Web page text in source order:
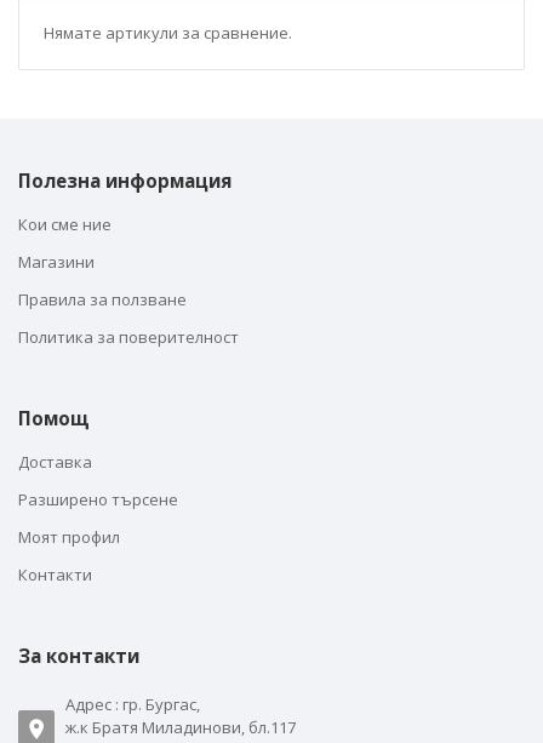
Нямате артикули за сравнение.
Полезна информация
Кои сме ние
Магазини
Правила за ползване
Политика за поверителност
Помощ
Доставка
Разширено търсене
Моят профил
Контакти
За контакти
Адрес : гр. Бургас,
ж.к Братя Миладинови, бл.117